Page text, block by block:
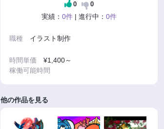
0 0
実績： 0件| 進行中： 0件
職種 イラスト制作
時間単価 ¥1,400～
稼働可能時間
他の作品を見る